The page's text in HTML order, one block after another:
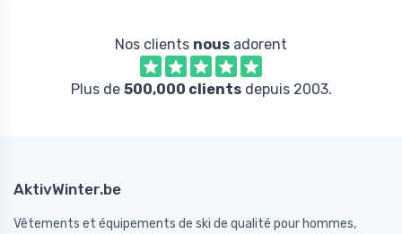
Nos clients nous adorent
Plus de 500,000 clientsdepuis 2003.
AktivWinter.be
Vêtements et équipements de ski de qualité pour hommes,